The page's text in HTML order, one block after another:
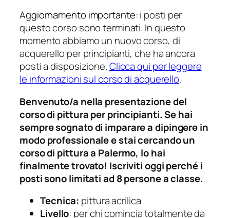
Aggiornamento importante: i posti per
questo corso sono terminati. In questo
momento abbiamo un nuovo corso, di
acquerello per principianti, che ha ancora
posti a disposizione.Clicca qui per leggere
le informazioni sul corso di acquerello.
Benvenuto/a nella presentazione del
corso di pittura per principianti. Se hai
sempre sognato di imparare a dipingere in
modo professionale e stai cercando un
corso di pittura a Palermo, lo hai
finalmente trovato! Iscriviti oggi perché i
posti sono limitati ad 8 persone a classe.
Tecnica: pittura acrilica
Livello: per chi comincia totalmente da